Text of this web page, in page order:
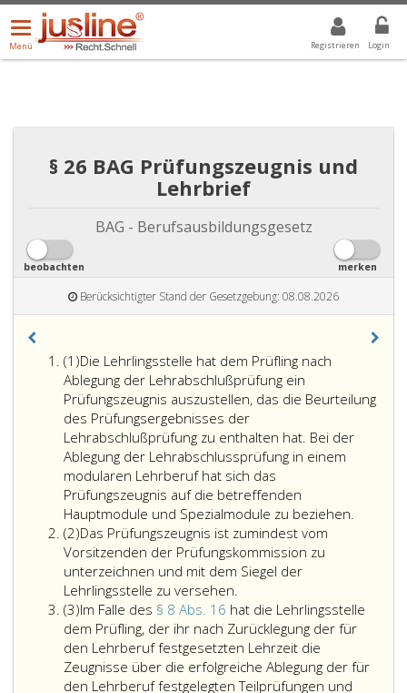
Registrieren Login
Menü
öffnen/schließen
Menü
ALLE DROPDOWN: GEWÄHLTER WERT IST ALLE
§ 26 BAG Prüfungszeugnis und
Lehrbrief
BAG - Berufsausbildungsgesetz
beobachten merken
Berücksichtigter Stand der Gesetzgebung: 08.08.2026
(1)Absatz
eins
Die Lehrlingsstelle hat dem Prüfling nach
Ablegung der Lehrabschlußprüfung ein
Prüfungszeugnis auszustellen, das die Beurteilung
des Prüfungsergebnisses der
Lehrabschlußprüfung zu enthalten hat. Bei der
Ablegung der Lehrabschlussprüfung in einem
modularen Lehrberuf hat sich das
Prüfungszeugnis auf die betreffenden
Hauptmodule und Spezialmodule zu beziehen.
(2)Absatz
2
Das Prüfungszeugnis ist zumindest vom
Vorsitzenden der Prüfungskommission zu
unterzeichnen und mit dem Siegel der
Lehrlingsstelle zu versehen.
(3)Absatz
3
Im Falle des § 8 Abs. 16 hat die Lehrlingsstelle
dem Prüfling, der ihr nach Zurücklegung der für
den Lehrberuf festgesetzten Lehrzeit die
Zeugnisse über die erfolgreiche Ablegung der für
den Lehrberuf festgelegten Teilprüfungen und